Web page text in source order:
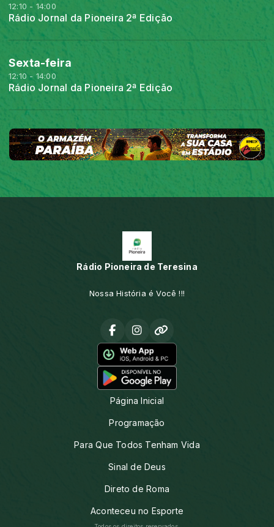
12:10 - 14:00
Rádio Jornal da Pioneira 2ª Edição
Sexta-feira
12:10 - 14:00
Rádio Jornal da Pioneira 2ª Edição
Rádio Pioneira de Teresina
Nossa História é Você !!!
Página Inicial
Programação
Para Que Todos Tenham Vida
Sinal de Deus
Direto de Roma
Aconteceu no Esporte